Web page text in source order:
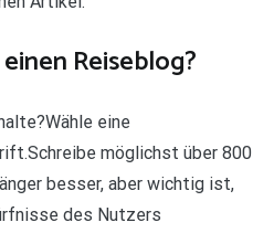
Reiseblog?
eine
möglichst über 800
besser, aber wichtig ist,
des Nutzers